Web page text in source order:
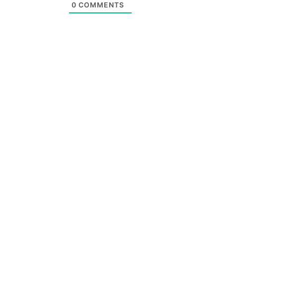
0 COMMENTS